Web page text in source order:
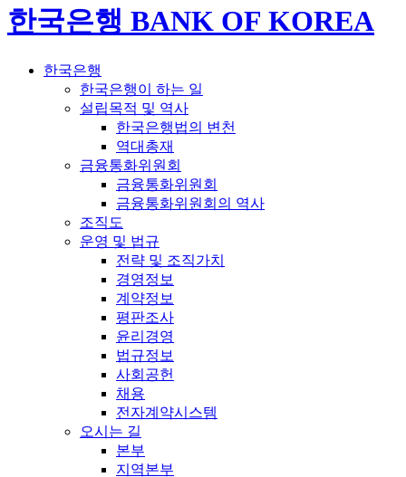
한국은행 BANK OF KOREA
한국은행
한국은행이 하는 일
설립목적 및 역사
한국은행법의 변천
역대총재
금융통화위원회
금융통화위원회
금융통화위원회의 역사
조직도
운영 및 법규
전략 및 조직가치
경영정보
계약정보
평판조사
윤리경영
법규정보
사회공헌
채용
전자계약시스템
오시는 길
본부
지역본부